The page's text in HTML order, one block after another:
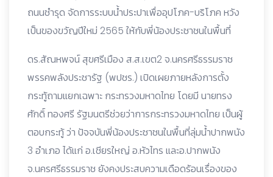
ถนนชำรุด จัดการระบบน้ำประปาเพื่ออุปโภค-บริโภค หวัง
เป็นของขวัญปีใหม่ 2565 ให้กับพี่น้องประชาชนในพื้นที่
ดร.สัณหพจน์ สุขศรีเมือง ส.ส.เขต2 จ.นครศรีธรรมราช
พรรคพลังประชารัฐ (พปชร.) เปิดเผยภายหลังการตั้ง
กระทู้ถามแยกเฉพาะ กระทรวงมหาดไทย โดยมี นายทรง
ศักดิ์ ทองศรี รัฐมนตรีช่วยว่าการกระทรวงมหาดไทย เป็นผู้
ตอบกระทู้ ว่า ปัจจบันพี่น้องประชาชนในพื้นที่ลุ่มน้ำปากพนัง
3 อำเภอ ได้แก่ อ.เชียรใหญ่ อ.หัวไทร และอ.ปากพนัง
จ.นครศรีธรรมราช ยังคงประสบความเดือดร้อนเรื่องของ